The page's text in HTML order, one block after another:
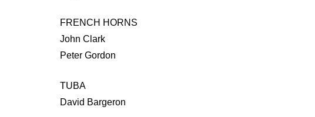
FRENCH HORNS
John Clark
Peter Gordon
TUBA
David Bargeron